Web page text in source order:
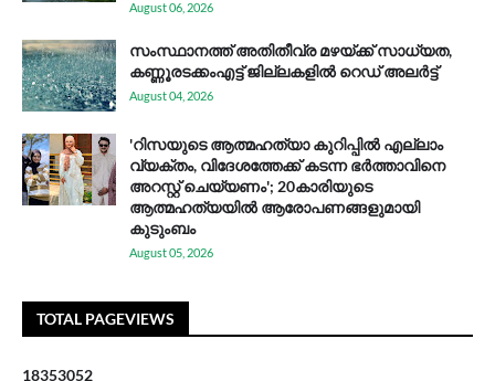
August 06, 2026
സം​സ്ഥാ​ന​ത്ത് അ​തി​തീ​വ്ര മ​ഴ​യ്ക്ക് സാ​ധ്യ​ത,
കണ്ണൂരടക്കംഎ​ട്ട് ജി​ല്ല​ക​ളി​ൽ റെ​ഡ് അ​ലർ​ട്ട്
August 04, 2026
'റിസയുടെ ആത്മഹത്യാ കുറിപ്പിൽ എല്ലാം
വ്യക്തം, വിദേശത്തേക്ക് കടന്ന ഭർത്താവിനെ
അറസ്റ്റ് ചെയ്യണം'; 20കാരിയുടെ
ആത്മഹത്യയിൽ ആരോപണങ്ങളുമായി
കുടുംബം
August 05, 2026
TOTAL PAGEVIEWS
18353052